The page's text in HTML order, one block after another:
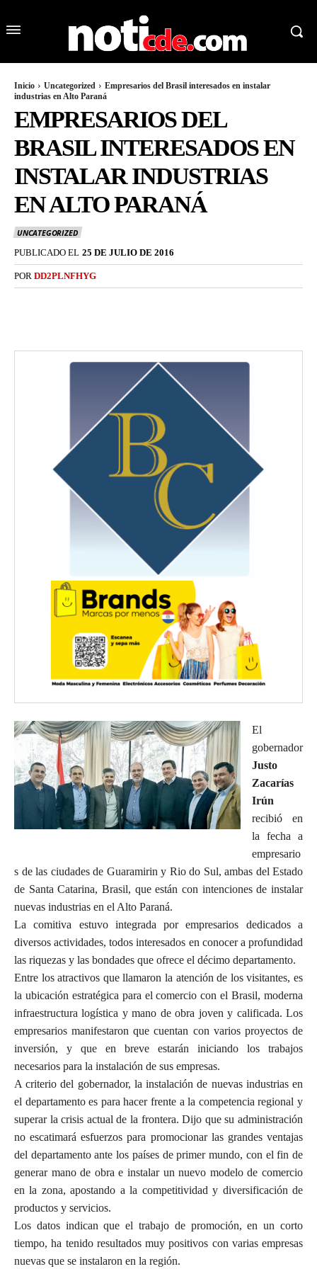
Inicio Uncategorized
Empresarios del Brasil interesados en instalar
industrias en Alto Paraná
EMPRESARIOS DEL
BRASIL INTERESADOS EN
INSTALAR INDUSTRIAS
EN ALTO PARANÁ
UNCATEGORIZED
PUBLICADO EL 25 DE JULIO DE 2016
POR DD2PLNFHYG
El
gobernador
Justo
Zacarías
Irún
recibió en
la fecha a
empresario
s de las ciudades de Guaramirin y Rio do Sul, ambas del Estado
de Santa Catarina, Brasil, que están con intenciones de instalar
nuevas industrias en el Alto Paraná.
La comitiva estuvo integrada por empresarios dedicados a
diversos actividades, todos interesados en conocer a profundidad
las riquezas y las bondades que ofrece el décimo departamento.
Entre los atractivos que llamaron la atención de los visitantes, es
la ubicación estratégica para el comercio con el Brasil, moderna
infraestructura logística y mano de obra joven y calificada. Los
empresarios manifestaron que cuentan con varios proyectos de
inversión, y que en breve estarán iniciando los trabajos
necesarios para la instalación de sus empresas.
A criterio del gobernador, la instalación de nuevas industrias en
el departamento es para hacer frente a la competencia regional y
superar la crisis actual de la frontera. Dijo que su administración
no escatimará esfuerzos para promocionar las grandes ventajas
del departamento ante los países de primer mundo, con el fin de
generar mano de obra e instalar un nuevo modelo de comercio
en la zona, apostando a la competitividad y diversificación de
productos y servicios.
Los datos indican que el trabajo de promoción, en un corto
tiempo, ha tenido resultados muy positivos con varias empresas
nuevas que se instalaron en la región.